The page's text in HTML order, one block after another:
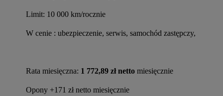
Limit: 10 000 km/rocznie
W cenie : ubezpieczenie, serwis, samochód zastępczy,
Rata miesięczna: 1 772,89 zł netto miesięcznie
Opony +171 zł netto miesięcznie